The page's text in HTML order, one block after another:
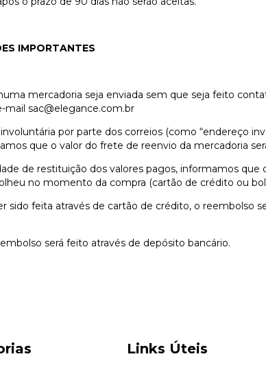
IMPORTANTES
mercadoria seja enviada sem que seja feito
mail sac@elegance.com.br
por parte dos correios (como “endereço
que o valor do frete de reenvio da mercadoria
de restituição dos valores pagos, informamos
no momento da compra (cartão de crédito ou
sido feita através de cartão de crédito, o reembolso
será feito através de depósito bancário.
Links Úteis